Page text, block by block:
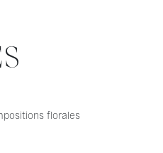
florales